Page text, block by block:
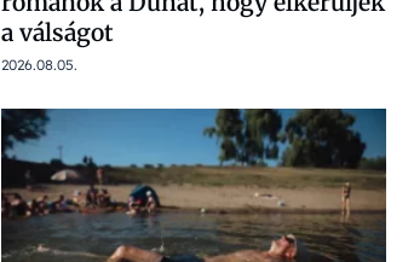
a válságot
2026.08.05.